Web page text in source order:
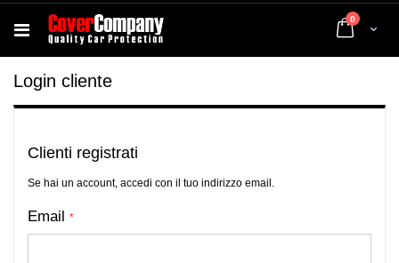
Cart
0 elementi
Login cliente
Clienti registrati
Se hai un account, accedi con il tuo indirizzo email.
Email